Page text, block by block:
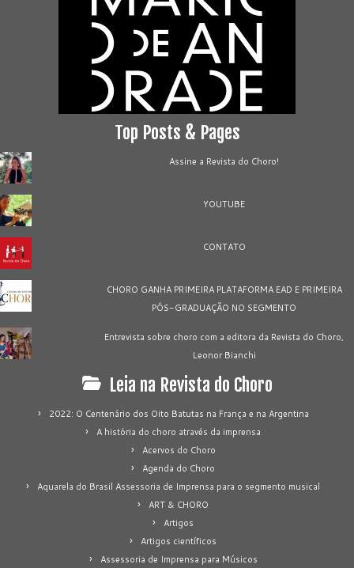
Top Posts & Pages
Assine a Revista do Choro!
YOUTUBE
CONTATO
CHORO GANHA PRIMEIRA PLATAFORMA EAD E PRIMEIRA
PÓS-GRADUAÇÃO NO SEGMENTO
Entrevista sobre choro com a editora da Revista do Choro,
Leonor Bianchi
Leia na Revista do Choro
2022: O Centenário dos Oito Batutas na França e na Argentina
A história do choro através da imprensa
Acervos do Choro
Agenda do Choro
Aquarela do Brasil Assessoria de Imprensa para o segmento musical
ART & CHORO
Artigos
Artigos científicos
Assessoria de Imprensa para Músicos